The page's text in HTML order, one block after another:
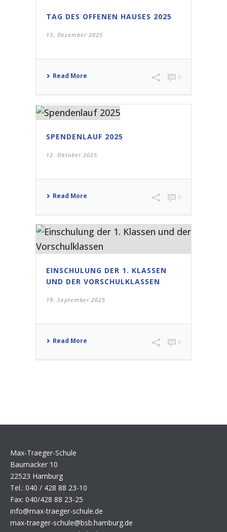
TAG DES OFFENEN HAUSES 2025
13. Dezember 2025
Read More 0
SPENDENLAUF 2025
12. Oktober 2025
Read More 0
EINSCHULUNG DER 1. KLASSEN
UND DER VORSCHULKLASSEN
19. September 2025
Read More 0
Max-Traeger-Schule
Baumacker 10
22523 Hamburg
Tel.: 040 / 428 88 23-10
Fax: 040/428 88 23-25
info@max-traeger-schule.de
max-traeger-schule@bsb.hamburg.de